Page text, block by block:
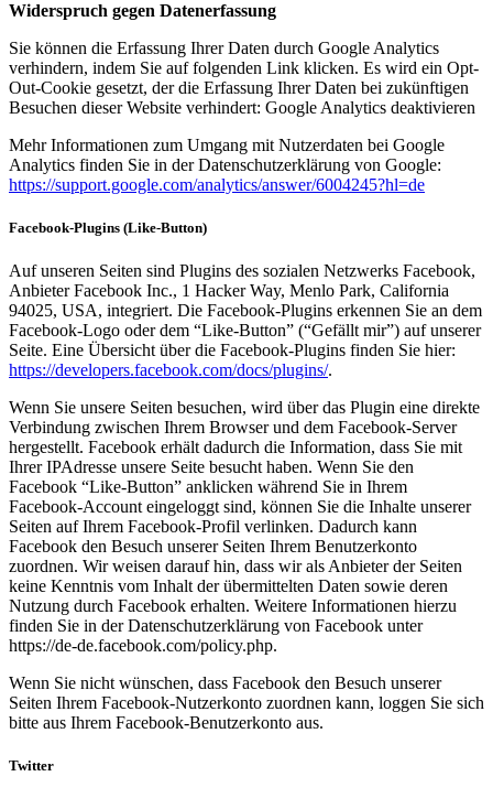
Widerspruch gegen Datenerfassung
Sie können die Erfassung Ihrer Daten durch Google Analytics
verhindern, indem Sie auf folgenden Link klicken. Es wird ein Opt-
Out-Cookie gesetzt, der die Erfassung Ihrer Daten bei zukünftigen
Besuchen dieser Website verhindert: Google Analytics deaktivieren
Mehr Informationen zum Umgang mit Nutzerdaten bei Google
Analytics finden Sie in der Datenschutzerklärung von Google:
https://support.google.com/analytics/answer/6004245?hl=de
Facebook-Plugins (Like-Button)
Auf unseren Seiten sind Plugins des sozialen Netzwerks Facebook,
Anbieter Facebook Inc., 1 Hacker Way, Menlo Park, California
94025, USA, integriert. Die Facebook-Plugins erkennen Sie an dem
Facebook-Logo oder dem “Like-Button” (“Gefällt mir”) auf unserer
Seite. Eine Übersicht über die Facebook-Plugins finden Sie hier:
https://developers.facebook.com/docs/plugins/.
Wenn Sie unsere Seiten besuchen, wird über das Plugin eine direkte
Verbindung zwischen Ihrem Browser und dem Facebook-Server
hergestellt. Facebook erhält dadurch die Information, dass Sie mit
Ihrer IPAdresse unsere Seite besucht haben. Wenn Sie den
Facebook “Like-Button” anklicken während Sie in Ihrem
Facebook-Account eingeloggt sind, können Sie die Inhalte unserer
Seiten auf Ihrem Facebook-Profil verlinken. Dadurch kann
Facebook den Besuch unserer Seiten Ihrem Benutzerkonto
zuordnen. Wir weisen darauf hin, dass wir als Anbieter der Seiten
keine Kenntnis vom Inhalt der übermittelten Daten sowie deren
Nutzung durch Facebook erhalten. Weitere Informationen hierzu
finden Sie in der Datenschutzerklärung von Facebook unter
https://de-de.facebook.com/policy.php.
Wenn Sie nicht wünschen, dass Facebook den Besuch unserer
Seiten Ihrem Facebook-Nutzerkonto zuordnen kann, loggen Sie sich
bitte aus Ihrem Facebook-Benutzerkonto aus.
Twitter